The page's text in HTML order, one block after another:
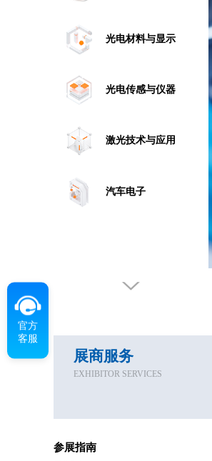
光电材料与显示
光电传感与仪器
激光技术与应用
汽车电子
展商服务
EXHIBITOR SERVICES
参展指南
官方
客服